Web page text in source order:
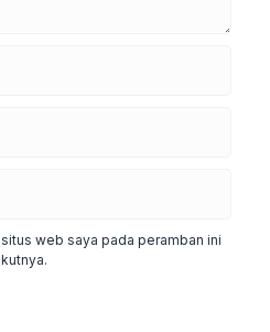
web saya pada peramban ini